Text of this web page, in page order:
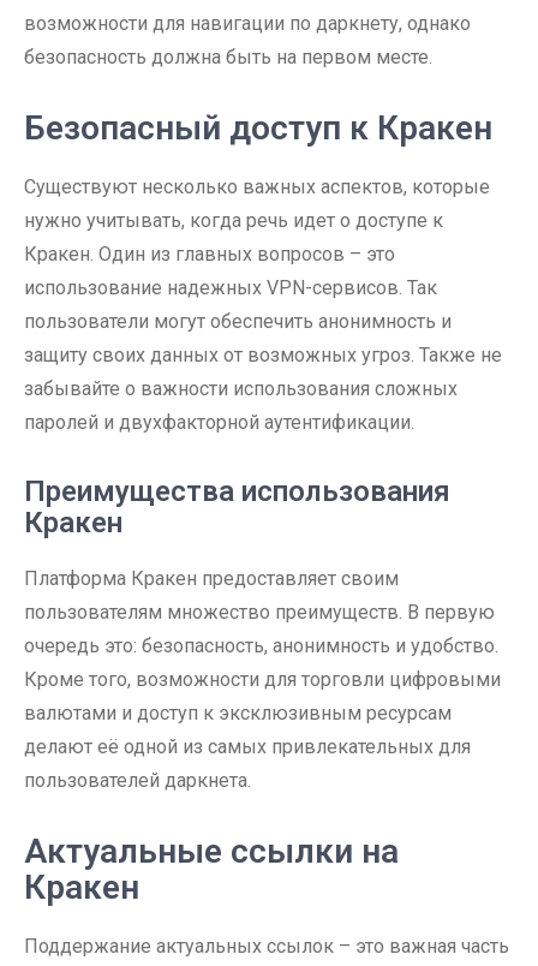
возможности для навигации по даркнету, однако
безопасность должна быть на первом месте.
Безопасный доступ к Кракен
Существуют несколько важных аспектов, которые
нужно учитывать, когда речь идет о доступе к
Кракен. Один из главных вопросов – это
использование надежных VPN-сервисов. Так
пользователи могут обеспечить анонимность и
защиту своих данных от возможных угроз. Также не
забывайте о важности использования сложных
паролей и двухфакторной аутентификации.
Преимущества использования
Кракен
Платформа Кракен предоставляет своим
пользователям множество преимуществ. В первую
очередь это: безопасность, анонимность и удобство.
Кроме того, возможности для торговли цифровыми
валютами и доступ к эксклюзивным ресурсам
делают её одной из самых привлекательных для
пользователей даркнета.
Актуальные ссылки на
Кракен
Поддержание актуальных ссылок – это важная часть